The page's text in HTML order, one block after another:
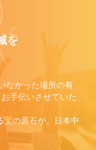
を
なかった場所の有
手伝いさせていた
宝の原石が、日本中